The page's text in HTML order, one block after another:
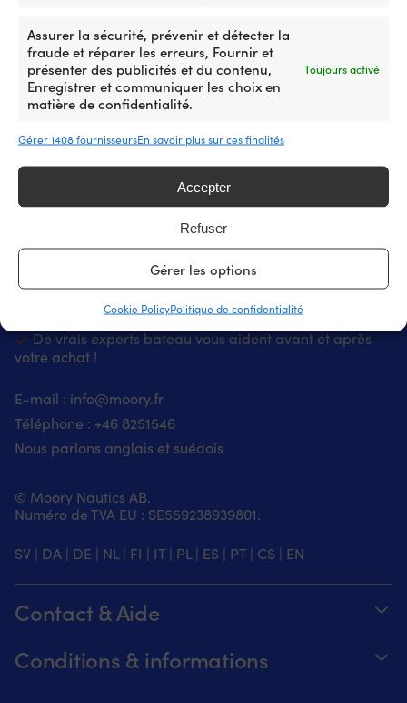
Assurer la sécurité, prévenir et détecter la
fraude et réparer les erreurs, Fournir et
présenter des publicités et du contenu,
Enregistrer et communiquer les choix en
matière de confidentialité.
Toujours activé
Gérer 1408 fournisseursEn savoir plus sur ces finalités
Accepter
Refuser
Gérer les options
Cookie PolicyPolitique de confidentialité
Notre garantie de prix
La plus grande boutique suédoise d’accessoires bateau
– maintenant aussi en France
25 000 accessoires bateau de 500 marques
Clients super satisfaits –
4.7 / 5 sur Trustpilot
Les commandes passées avant 12h30 sont expédiées
le jour même et arrivent en France sous 3 jours
De vrais experts bateau vous aident avant et après
votre achat !
E-mail : info@moory.fr
Téléphone : +46 8251546
Nous parlons anglais et suédois
© Moory Nautics AB.
Numéro de TVA EU : SE559238939801.
SV | DA | DE | NL| FI | IT| PL| ES | PT| CS | EN
Contact & Aide
Conditions & informations